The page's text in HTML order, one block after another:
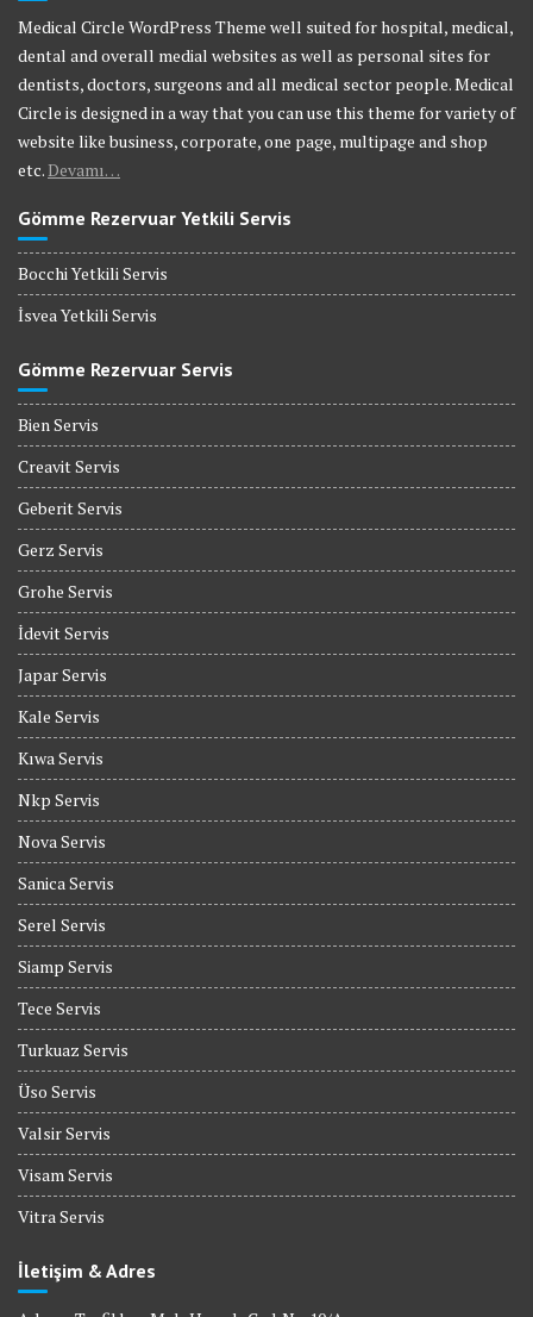
Medical Circle WordPress Theme well suited for hospital, medical,
dental and overall medial websites as well as personal sites for
dentists, doctors, surgeons and all medical sector people. Medical
Circle is designed in a way that you can use this theme for variety of
website like business, corporate, one page, multipage and shop
etc. Devamı…
Gömme Rezervuar Yetkili Servis
Bocchi Yetkili Servis
İsvea Yetkili Servis
Gömme Rezervuar Servis
Bien Servis
Creavit Servis
Geberit Servis
Gerz Servis
Grohe Servis
İdevit Servis
Japar Servis
Kale Servis
Kıwa Servis
Nkp Servis
Nova Servis
Sanica Servis
Serel Servis
Siamp Servis
Tece Servis
Turkuaz Servis
Üso Servis
Valsir Servis
Visam Servis
Vitra Servis
İletişim & Adres